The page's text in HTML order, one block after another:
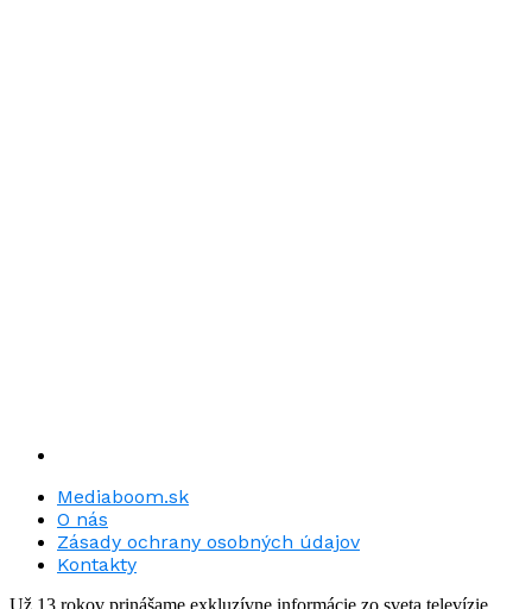
Mediaboom.sk
O nás
Zásady ochrany osobných údajov
Kontakty
Už 13 rokov prinášame exkluzívne informácie zo sveta televízie.